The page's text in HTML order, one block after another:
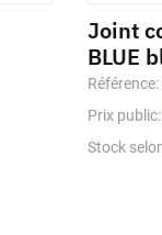
Joint
BLUE
Prix public:
Stock